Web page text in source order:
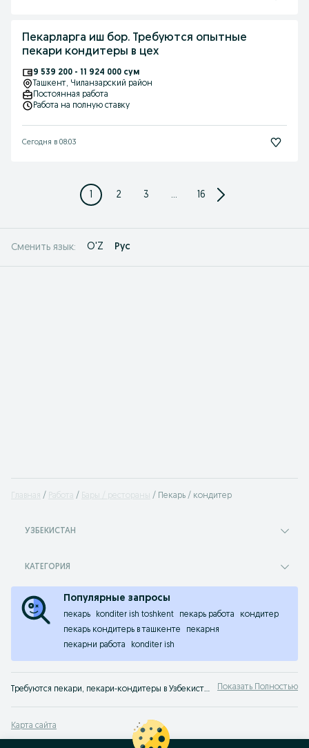
Пекарларга иш бор. Требуются опытные
пекари кондитеры в цех
9 539 200 - 11 924 000 сум
Ташкент, Чиланзарский район
Постоянная работа
Работа на полную ставку
Сегодня в 08:03
1 2 3 ... 16
Сменить язык: O'Z Рус
Главная Работа Бары / рестораны Пекарь / кондитер
УЗБЕКИСТАН
КАТЕГОРИЯ
Популярные запросы
пекарь konditer ish toshkent пекарь работа
кондитер
пекарь кондитерь в ташкенте
пекарня
пекарни работа
konditer ish
Требуются пекари, пекари-кондитеры в Узбекистане ✔️ Множество предложений ✔️ Постоянная и сезонная работа ⭐ Лучшие работодатели ⮞⮞ OLX.uz! Показать Полностью
Карта сайта